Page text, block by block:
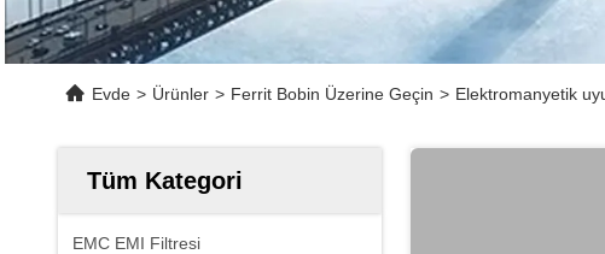
Evde > Ürünler > Ferrit Bobin Üzerine Geçin > Elektromanyetik
Tüm Kategori
EMC EMI Filtresi